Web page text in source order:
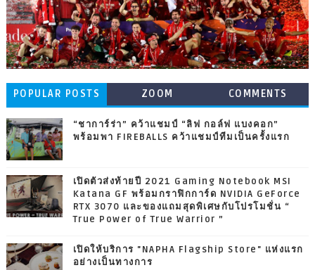
POPULAR POSTS ZOOM COMMENTS
“ชาการ์ร่า” คว้าแชมป์ “ลิฟ กอล์ฟ แบงคอก”
พร้อมพา FIREBALLS คว้าแชมป์ทีมเป็นครั้งแรก
เปิดตัวส่งท้ายปี 2021 Gaming Notebook MSI
Katana GF พร้อมกราฟิกการ์ด NVIDIA GeForce
RTX 3070 และของแถมสุดพิเศษกับโปรโมชั่น “
True Power of True Warrior ”
เปิดให้บริการ "NAPHA Flagship Store" แห่งแรก
อย่างเป็นทางการ